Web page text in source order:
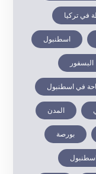
في تركيا
اسطنبول
البسفور
في اسطنبول
المدن
بورصة